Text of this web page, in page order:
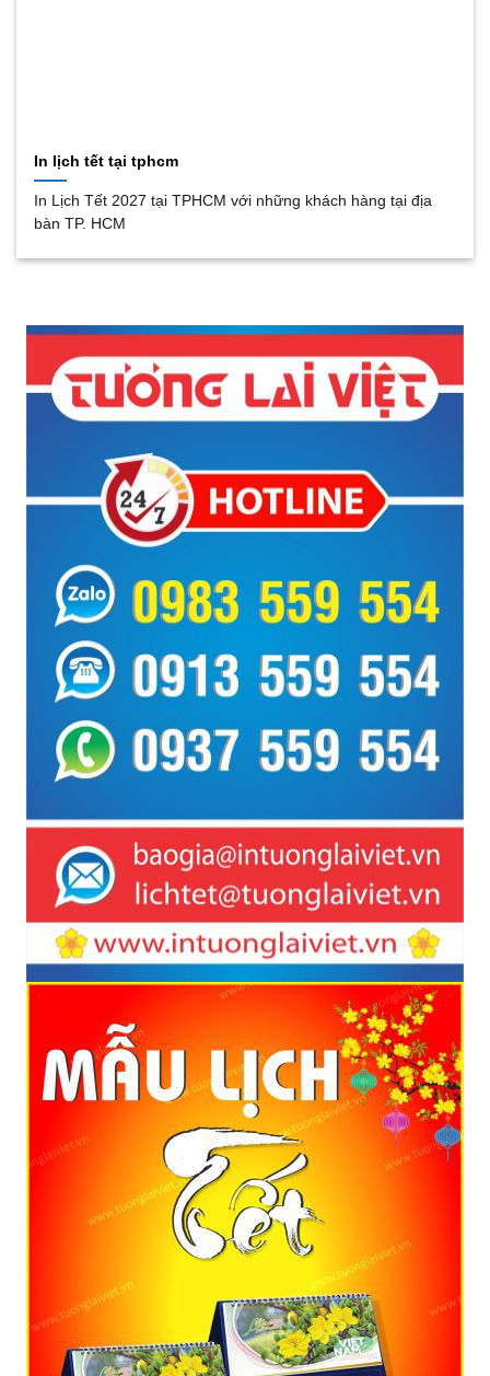
In lịch tết tại tphcm
In Lịch Tết 2027 tại TPHCM với những khách hàng tại địa
bàn TP. HCM